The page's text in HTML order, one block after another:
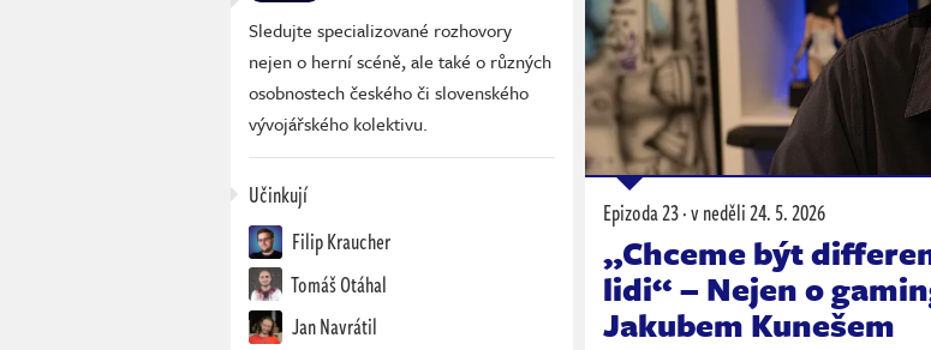
Sledujte specializované rozhovory
nejen o herní scéně, ale také o různých
osobnostech českého či slovenského
vývojářského kolektivu.
Učinkují
Filip Kraucher
Tomáš Otáhal
Jan Navrátil
Epizoda 23 ·v neděli24. 5. 2026
„Chceme být
lidi“ – Nejen o
Jakubem Kunešem